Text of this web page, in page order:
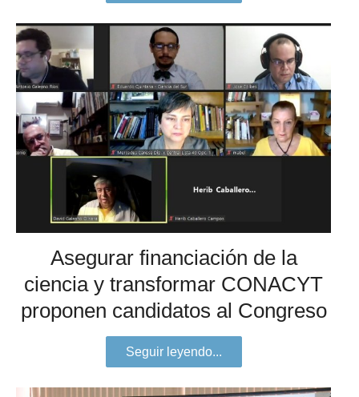
Asegurar financiación de la
ciencia y transformar CONACYT
proponen candidatos al Congreso
Seguir leyendo...